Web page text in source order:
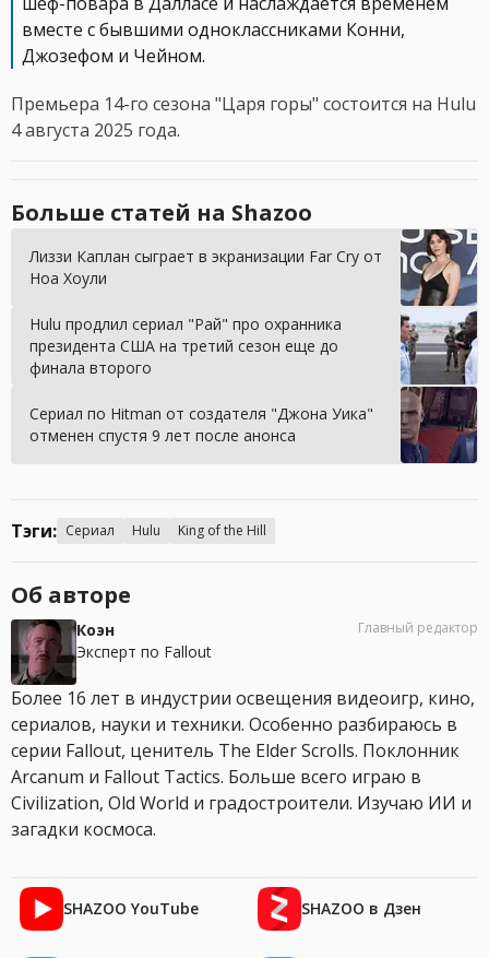
вместе с бывшими одноклассниками Конни,
Джозефом и Чейном.
Премьера 14-го сезона "Царя горы" состоится на Hulu
4 августа 2025 года.
Больше статей на Shazoo
Лиззи Каплан сыграет в экранизации Far Cry от
Ноа Хоули
Hulu продлил сериал "Рай" про охранника
президента США на третий сезон еще до
финала второго
Сериал по Hitman от создателя "Джона Уика"
отменен спустя 9 лет после анонса
Тэги: Сериал Hulu King of the Hill
Об авторе
Коэн
Эксперт по Fallout
Главный редактор
Более 16 лет в индустрии освещения видеоигр, кино,
сериалов, науки и техники. Особенно разбираюсь в
серии Fallout, ценитель The Elder Scrolls. Поклонник
Arcanum и Fallout Tactics. Больше всего играю в
Civilization, Old World и градостроители. Изучаю ИИ и
загадки космоса.
SHAZOO YouTube SHAZOO в Дзен